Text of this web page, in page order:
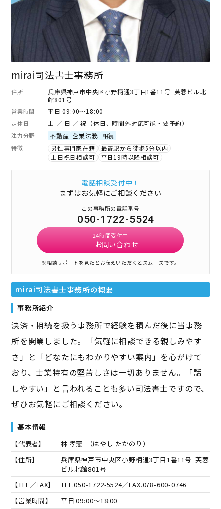
mirai司法書士事務所
住所
兵庫県神戸市中央区小野柄通3丁目1番11号 芙蓉ビル北
館801号
営業時間 平日 09:00～18:00
定休日 土 ／ 日 ／ 祝（休日、時間外対応可能・要予約）
注力分野 不動産 企業法務 相続
特徴 男性専門家在籍
最寄駅から徒歩5分以内
土日祝日相談可
平日19時以降相談可
電話相談受付中！
まずはお気軽にご相談ください
この事務所の電話番号
050-1722-5524
24時間受付中
お問い合わせ
※相談サポートを見たとお伝えいただくとスムーズです。
mirai司法書士事務所の概要
事務所紹介
決済・相続を扱う事務所で経験を積んだ後に当事務
所を開業しました。「気軽に相談できる親しみやす
さ」と「どなたにもわかりやすい案内」を心がけて
おり、士業特有の堅苦しさは一切ありません。「話
しやすい」と言われることも多い司法書士ですので、
ぜひお気軽にご相談ください。
基本情報
【代表者】 林 孝憲 （はやし たかのり ）
【住所】
兵庫県神戸市中央区小野柄通3丁目1番11号 芙蓉
ビル北館801号
【TEL／FAX】
TEL.050-1722-5524／FAX.078-600-0746
【営業時間】
平日 09:00～18:00